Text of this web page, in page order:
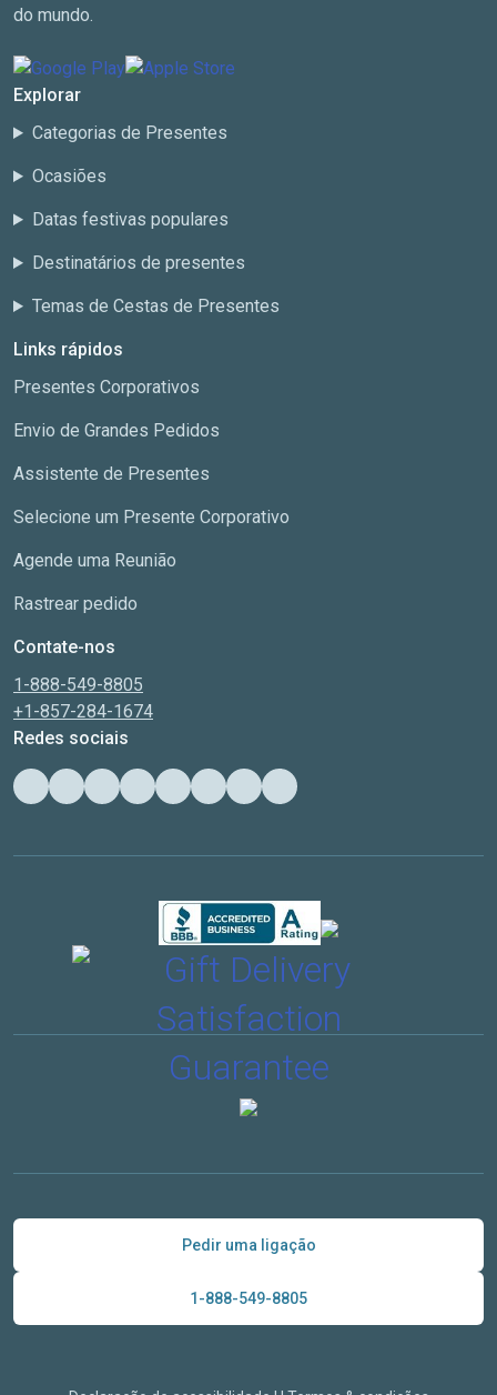
do mundo.
Explorar
Categorias de Presentes
Ocasiões
Datas festivas populares
Destinatários de presentes
Temas de Cestas de Presentes
Links rápidos
Presentes Corporativos
Envio de Grandes Pedidos
Assistente de Presentes
Selecione um Presente Corporativo
Agende uma Reunião
Rastrear pedido
Contate-nos
1-888-549-8805
+1-857-284-1674
Redes sociais
Pedir uma ligação
1-888-549-8805